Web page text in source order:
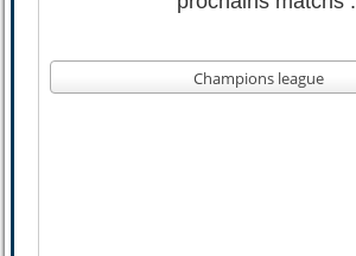
Champions league